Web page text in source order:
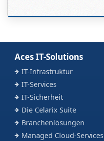
Aces IT-Solutions
IT-Infrastruktur
IT-Services
IT-Sicherheit
Die Celarix Suite
Branchenlösungen
Managed Cloud-Services